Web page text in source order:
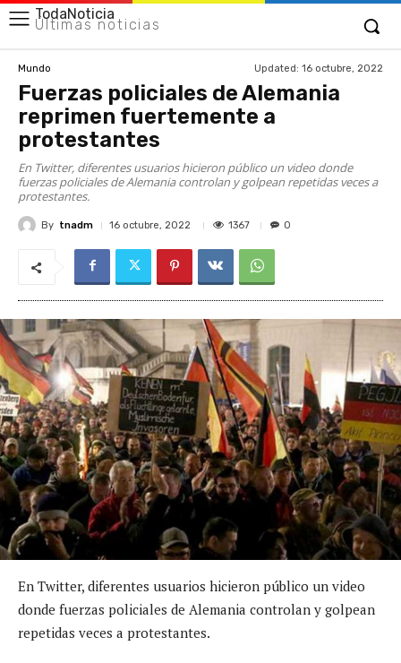
TodaNoticia
Últimas noticias
Mundo Updated: 16 octubre, 2022
Fuerzas policiales de Alemania
reprimen fuertemente a
protestantes
En Twitter, diferentes usuarios hicieron público un video donde
fuerzas policiales de Alemania controlan y golpean repetidas veces a
protestantes.
By tnadm 16 octubre, 2022 1367 0
En Twitter, diferentes usuarios hicieron público un video
donde fuerzas policiales de Alemania controlan y golpean
repetidas veces a protestantes.